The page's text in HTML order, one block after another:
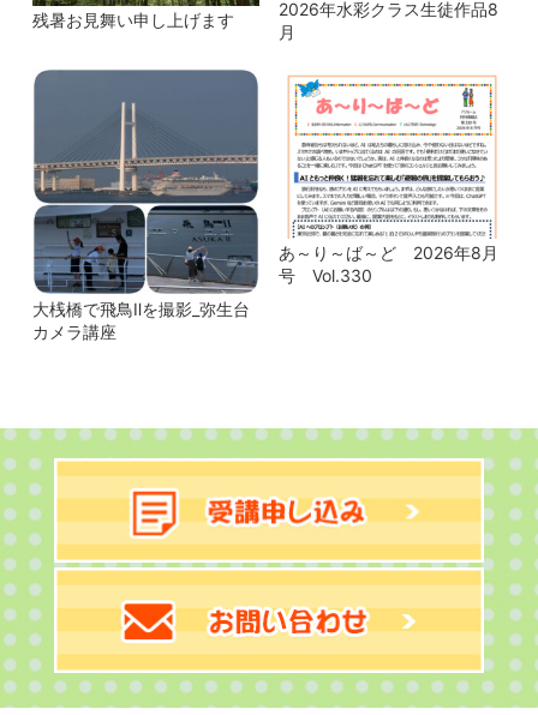
残暑お見舞い申し上げます
2026年水彩クラス生徒作品8
月
大桟橋で飛鳥Ⅱを撮影_弥生台
カメラ講座
あ～り～ば～ど 2026年8月
号 Vol.330